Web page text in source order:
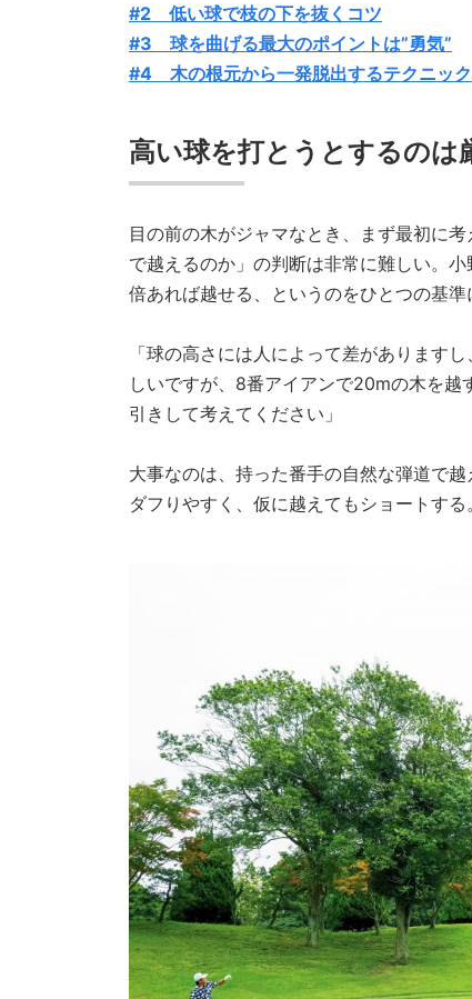
#2 低い球で枝の下を抜くコツ
#3 球を曲げる最大のポイントは”勇気”
#4 木の根元から一発脱出するテクニック
高い球を打とうとするのは
目の前の木がジャマなとき、まず最初に
で越えるのか」の判断は非常に難しい。
倍あれば越せる、というのをひとつの基準
「球の高さには人によって差があります
しいですが、8番アイアンで20mの木を
引きして考えてください」
大事なのは、持った番手の自然な弾道で
ダフりやすく、仮に越えてもショートする。